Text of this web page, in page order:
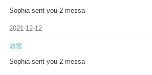
Sophia sent you 2 messa
2021-12-12
游客
Sophia sent you 2 messa